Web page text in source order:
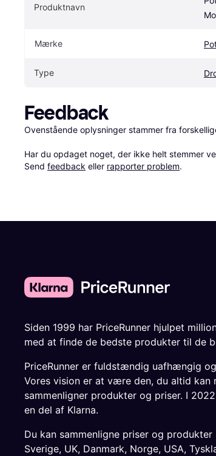
Produktnavn
Mærke
Type
Feedback
Ovenstående oplysninger stammer fra
Har du opdaget noget, der ikke helt stemmer
Send feedback eller rapporter problem.
Siden 1999 har PriceRunner hjulpet
med at finde de bedste produkter til de
PriceRunner er fuldstændig uafhængig
Vores vision er at være den, du altid kan
sammenligner produkter og priser. I
en del af Klarna.
Du kan sammenligne priser og produkter
Sverige, UK, Danmark, Norge, USA,